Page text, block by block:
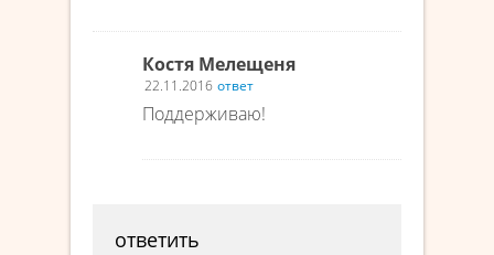
Костя Мелещеня
22.11.2016 ответ
Поддерживаю!
ответить